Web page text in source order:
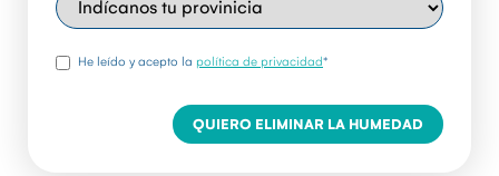
rgpd*
He leído y acepto la política de privacidad*